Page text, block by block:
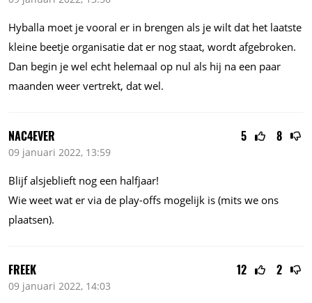
Hyballa moet je vooral er in brengen als je wilt dat het laatste
kleine beetje organisatie dat er nog staat, wordt afgebroken.
Dan begin je wel echt helemaal op nul als hij na een paar
maanden weer vertrekt, dat wel.
5 8
NAC4EVER
09 januari 2022, 13:59
Blijf alsjeblieft nog een halfjaar!
Wie weet wat er via de play-offs mogelijk is (mits we ons
plaatsen).
12 2
FREEK
09 januari 2022, 14:03